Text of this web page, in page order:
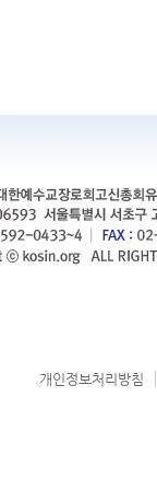
개인정보처리방침